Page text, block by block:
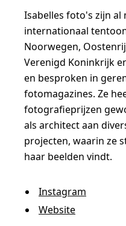
Isabelles foto's zijn al
internationaal
Noorwegen,
Verenigd Koninkrijk
en besproken in
fotomagazines. Ze
fotografieprijzen
als architect aan
projecten, waarin ze
haar beelden vindt.
Instagram
Website